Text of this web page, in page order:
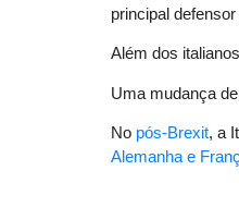
principal
Além dos
Uma mudança
No pós-Brexit, a
Alemanha e